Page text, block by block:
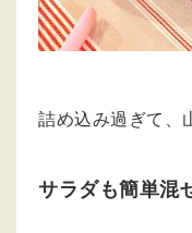
詰め込み過ぎて、
サラダも簡単混